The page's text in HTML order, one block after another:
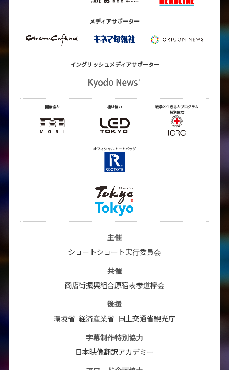
メディアサポーター
イングリッシュメディアサポーター
開催協力 機材協力
戦争と生きる力プログラム
特別協力
オフィシャルトートバッグ
主催
ショートショート実行委員会
共催
商店街振興組合原宿表参道欅会
後援
環境省 経済産業省 国土交通省観光庁
字幕制作特別協力
日本映像翻訳アカデミー